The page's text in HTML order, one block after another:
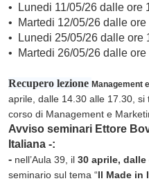
•⁠ ⁠Lunedi 11/05/26 dalle ore
•⁠ ⁠Martedi 12/05/26 dalle
•⁠ ⁠Lunedi 25/05/26 dalle ore
•⁠ ⁠Martedi 26/05/26 dalle
Recupero lezione Management
aprile, dalle 14.30 alle 17.30,
corso di Management e
Avviso seminari Ettore
Italiana -:
- nell’Aula 39, il 30 aprile, dalle
seminario sul tema “Il Made in